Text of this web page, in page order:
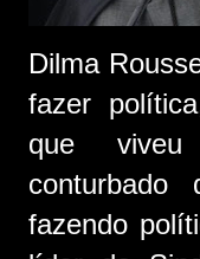
Dilma
fazer
que
fazendo